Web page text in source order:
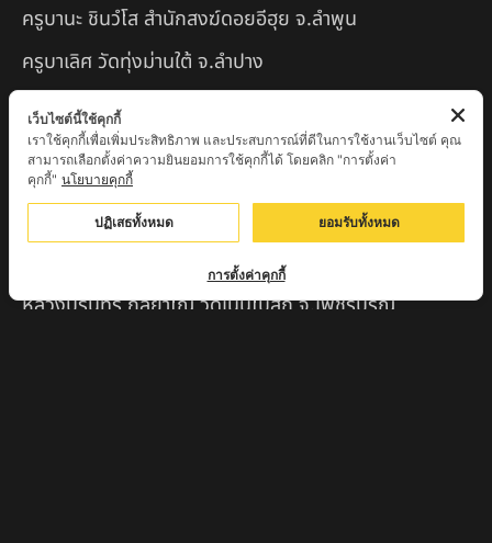
ครูบานะ ชินวํโส สำนักสงฆ์ดอยอีฮุย จ.ลำพูน
ครูบาเลิศ วัดทุ่งม่านใต้ จ.ลำปาง
หลวงปู่หนู นรินโท วัดวังท่าดี จ.เพชรบูรณ์
ครูบาทอง วัดก้อท่า จ.ลำพูน
ครูบาตุ๊เจ้าปู่หว่าหลิ่ง วิระทะโย วัดเวฬุวัน อ.เชียงดาว
จ.เชียงใหม่
ครูบาศรี สุจิตโต บ้านสบก๋ง จ.ลำปาง
หลวงปู่รินทร์ กลฺยาโณ วัดเนินโบสถ์ จ.เพชรบูรณ์
เว็บไซต์นี้ใช้คุกกี้
เราใช้คุกกี้เพื่อเพิ่มประสิทธิภาพ และประสบการณ์ที่ดีในการใช้งานเว็บไซต์ คุณ
สามารถเลือกตั้งค่าความยินยอมการใช้คุกกี้ได้ โดยคลิก "การตั้งค่า
คุกกี้" นโยบายคุกกี้
ปฏิเสธทั้งหมด ยอมรับทั้งหมด
การตั้งค่าคุกกี้